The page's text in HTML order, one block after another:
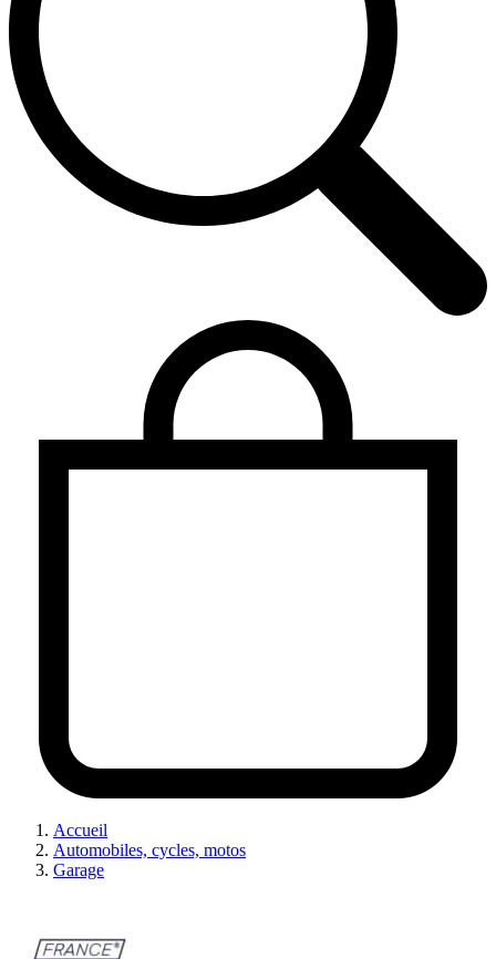
Accueil
Automobiles, cycles, motos
Garage